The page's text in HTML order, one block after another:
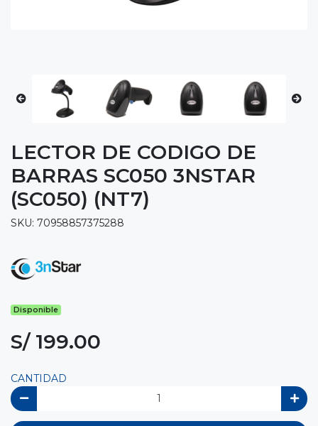
LECTOR DE CODIGO DE
BARRAS SC050 3NSTAR
(SC050) (NT7)
SKU: 70958857375288
Disponible
S/ 199.00
CANTIDAD